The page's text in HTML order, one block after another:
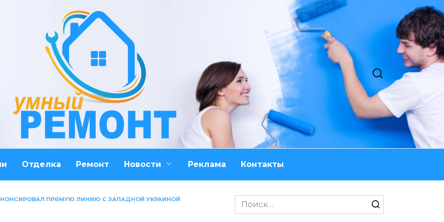
Отделка Ремонт Новости Реклама Контакты
ПРЯМУЮ ЛИНИЮ С ЗАПАДНОЙ УКРАИНОЙ
Search
for: